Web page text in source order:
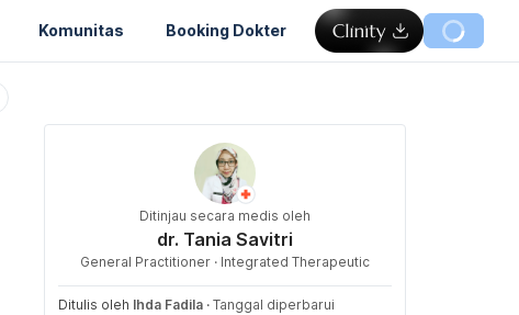
Komunitas Booking Dokter
Ditinjau secara medis oleh
dr. Tania Savitri
General Practitioner · Integrated Therapeutic
Ditulis oleh Ihda Fadila · Tanggal diperbarui